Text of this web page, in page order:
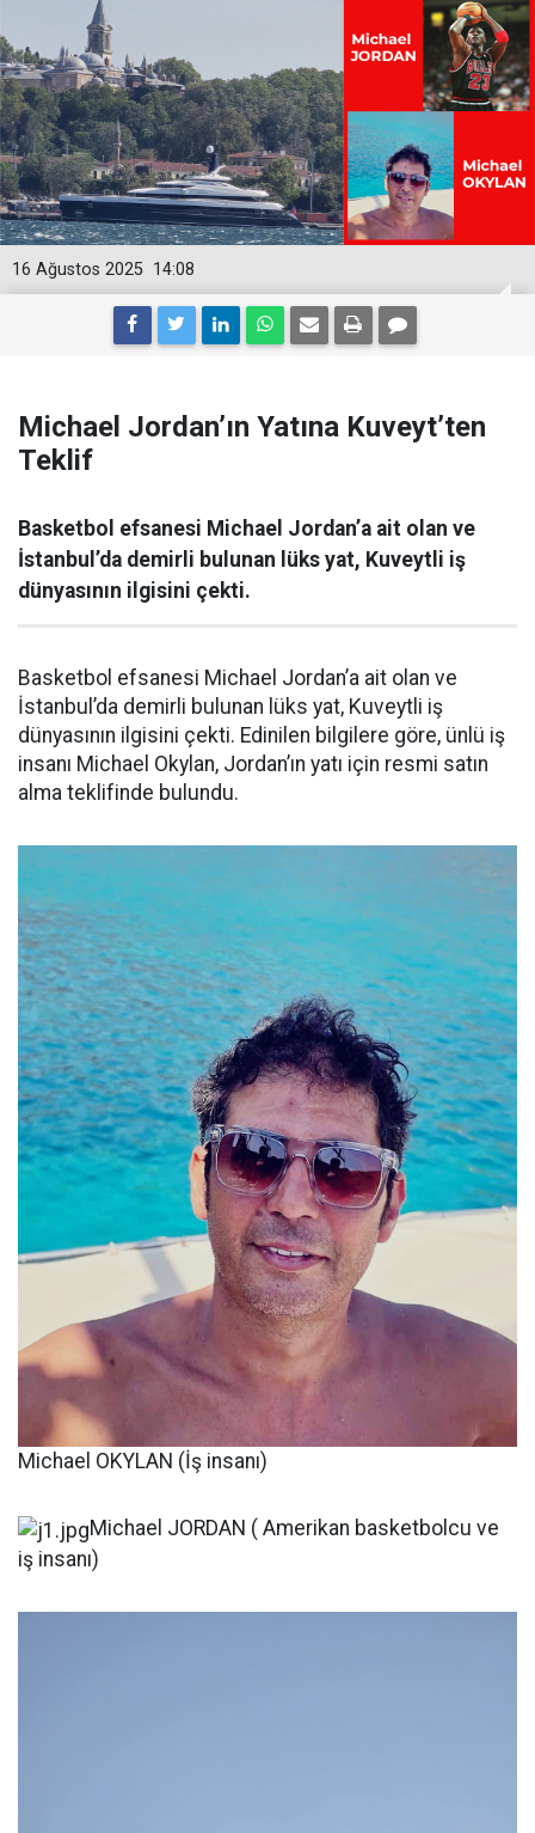
14:08
16 Ağustos 2025
Michael Jordan’ın Yatına Kuveyt’ten
Teklif
Basketbol efsanesi Michael Jordan’a ait olan ve
İstanbul’da demirli bulunan lüks yat, Kuveytli iş
dünyasının ilgisini çekti.
Basketbol efsanesi Michael Jordan’a ait olan ve
İstanbul’da demirli bulunan lüks yat, Kuveytli iş
dünyasının ilgisini çekti. Edinilen bilgilere göre, ünlü iş
insanı Michael Okylan, Jordan’ın yatı için resmi satın
alma teklifinde bulundu.
Michael OKYLAN (İş insanı)
Michael JORDAN ( Amerikan basketbolcu ve
iş insanı)